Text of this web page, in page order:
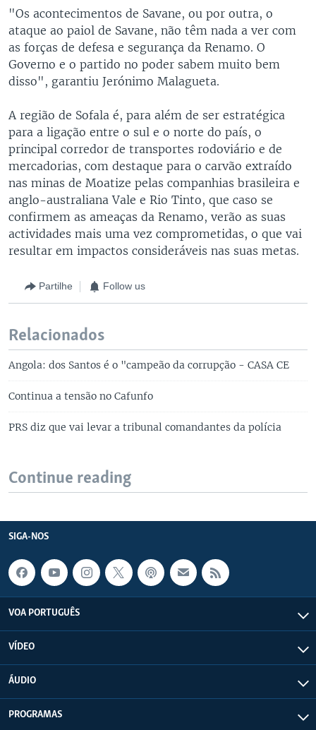
"Os acontecimentos de Savane, ou por outra, o
ataque ao paiol de Savane, não têm nada a ver com
as forças de defesa e segurança da Renamo. O
Governo e o partido no poder sabem muito bem
disso", garantiu Jerónimo Malagueta.
A região de Sofala é, para além de ser estratégica
para a ligação entre o sul e o norte do país, o
principal corredor de transportes rodoviário e de
mercadorias, com destaque para o carvão extraído
nas minas de Moatize pelas companhias brasileira e
anglo-australiana Vale e Rio Tinto, que caso se
confirmem as ameaças da Renamo, verão as suas
actividades mais uma vez comprometidas, o que vai
resultar em impactos consideráveis nas suas metas.
Partilhe Follow us
Relacionados
Angola: dos Santos é o "campeão da corrupção - CASA CE
Continua a tensão no Cafunfo
PRS diz que vai levar a tribunal comandantes da polícia
Continue reading
SIGA-NOS
VOA PORTUGUÊS
VÍDEO
ÁUDIO
PROGRAMAS